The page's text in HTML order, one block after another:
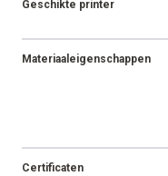
Geschikte printer
Materiaaleigenschappen
Certificaten